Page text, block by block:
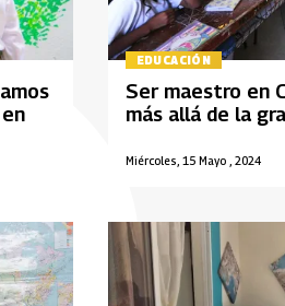
EDUCACIÓN
Miércoles, 15 Mayo , 2024
Ser maestro en
más allá de la